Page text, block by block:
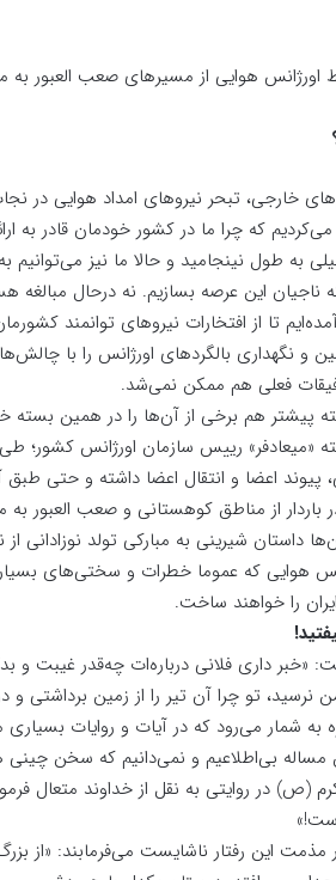
خارجی، تبحر نیروهای امداد هوایی در
که چرا ما در کشور خودمان قادر به
به طول نینجامید و حالا ما نیز می‌توانیم
ناجیان این عرصه بسازیم. نه درحال مبالغه
تا از افتخارات نیروهای توانمند
نگهداری بالگردهای اورژانس را با
فعلی هم ممکن نمی‌شد.
پیشتر هم برخی از آن‌ها را در همین بسته
«میعادفر» رییس سازمان اورژانس کشور؛
پیوند اعضا و انتقال اعضا داشته و حتی
کند. انتقال ۴۰۴ مادر باردار از مناطق کوهستانی و
داستان شیرینی به مبارکی تولد نوزادانی
هوایی که عموما خطرات و سختی‌های
را خواهند ساخت.
«خبر داری فلانی درباره‌ات چه‌قدر غیبت و
نرسید، تو چرا آن تیر را از زمین برداشتی و
شمار می‌رود که در آیات و روایات بسیاری
مساله بی‌اطلاعیم و نمی‌دانیم که سخن
(ص) در روایتی به نقل از خداوند متعال
این رفتار ناشایست می‌فرمابند: «از